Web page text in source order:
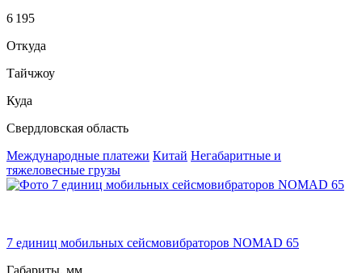
6 195
Откуда
Тайчжоу
Куда
Свердловская область
Международные платежи Китай Негабаритные и
тяжеловесные грузы
7 единиц мобильных сейсмовибраторов NOMAD 65
Габариты, мм